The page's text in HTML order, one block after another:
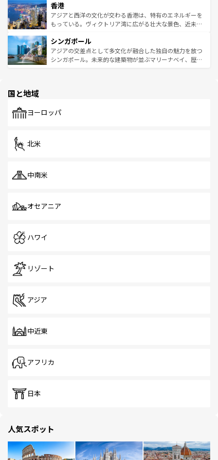
とつ。フォーやバインミー、ベトナムコーヒーなどは、ぜ
ひ現地で味わいたい。どの地域を訪れてもあたたかい人々
が旅行者を迎えてくれるので、きっと忘れられない旅にな
参照してほしい。
の活気が交差している。北部ではチェンマイなどの山岳地
帯で自然と触れ合い、南部ではプーケットやクラビの美し
いビーチでリゾート気分を楽しむことができる。タイ料理
激する。気候は一年中温暖で、どの季節にも異なる楽しみ
が待っている。親しみやすいタイの人々、仏教を中心とし
た文化、そして多様な観光資源が、訪れる旅人を魅了し続
香港
アジアと西洋の文化が交わる香港は、特有のエネルギーを
もっている。ヴィクトリア湾に広がる壮大な景色、近未来
み、どこを訪れても感動するはず。観光スポットが密集し
ており、効率よく見どころを回れるのも魅力。息をのむよ
うな絶景から文化的な体験まで、香港を存分に楽しみ尽く
シンガポール
アジアの交差点として多文化が融合した独自の魅力を放つ
シンガポール。未来的な建築物が並ぶマリーナベイ、歴史
で、ホーカーズは地元の風情を楽しめる外せないスポット
国と地域
ヨーロッパ
北米
中南米
オセアニア
ハワイ
リゾート
アジア
中近東
アフリカ
日本
人気スポット